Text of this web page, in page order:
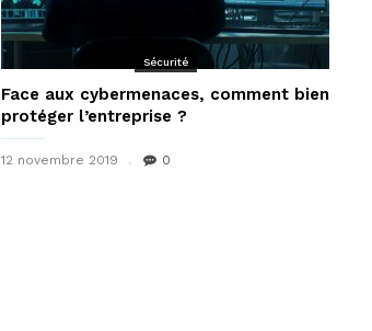
Sécurité
Face aux cybermenaces, comment bien
protéger l’entreprise ?
12 novembre 2019 0